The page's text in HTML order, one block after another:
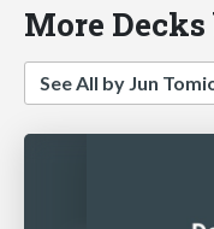
More
See All by Jun